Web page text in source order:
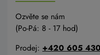
Ozvěte se nám
(Po-Pá: 8 - 17 hod)
Prodej: +420 605